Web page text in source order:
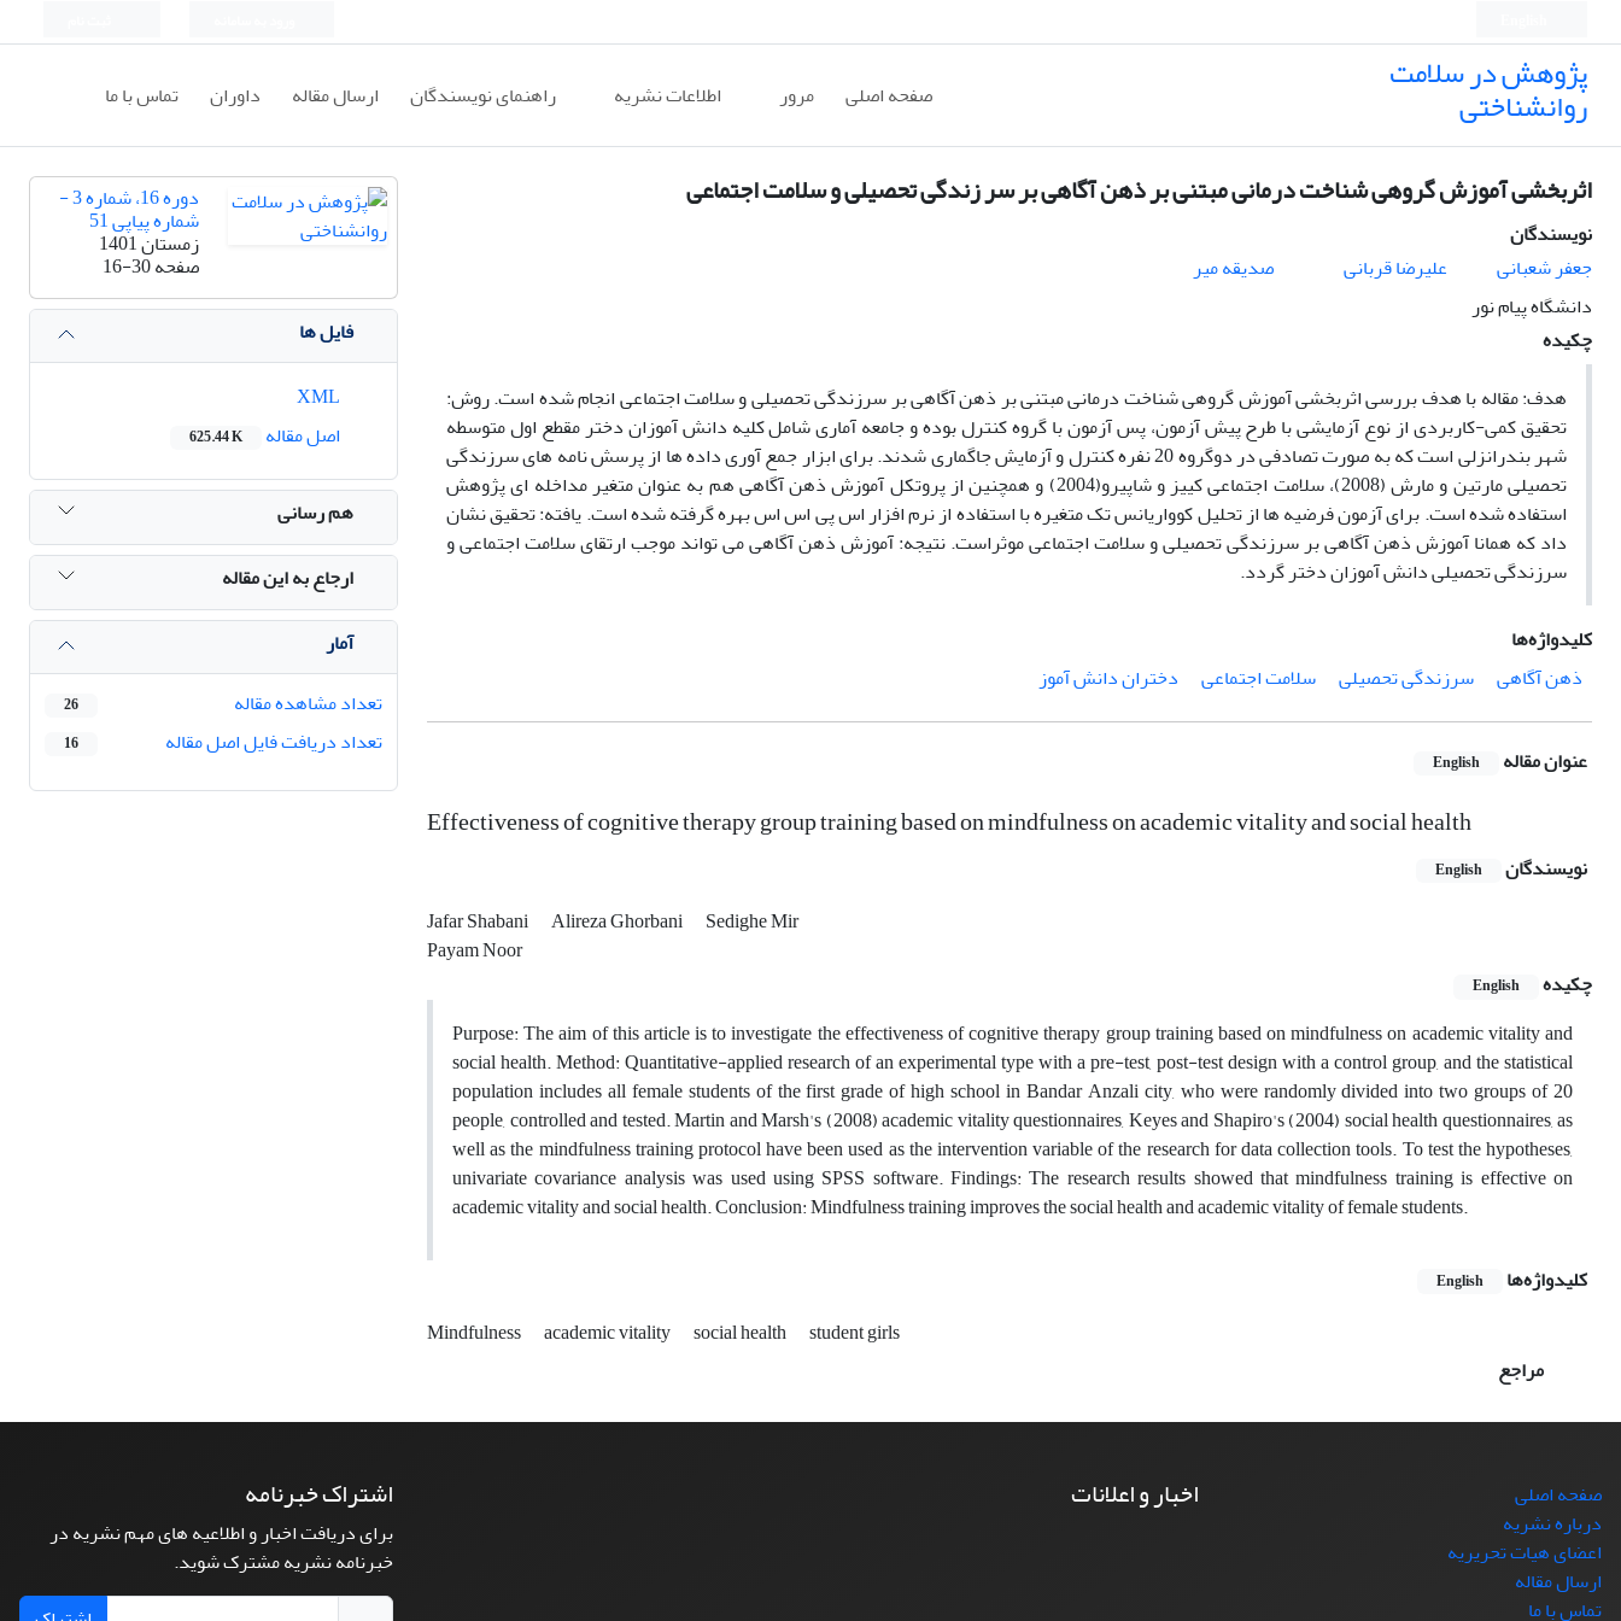
پژوهش در سلامت
روانشناختی صفحه اصلی مرور اطلاعات نشریه راهنمای نویسندگان ارسال مقاله داوران تماس با ما
اثربخشی آموزش گروهی شناخت درمانی مبتنی بر ذهن آگاهی بر سر زندگی تحصیلی و سلامت اجتماعی
نویسندگان
جعفر شعبانی
علیرضا قربانی
صدیقه میر
دانشگاه پیام نور
چکیده
هدف: مقاله با هدف بررسی اثربخشی آموزش گروهی شناخت درمانی مبتنی بر ذهن آگاهی بر سرزندگی تحصیلی و سلامت اجتماعی انجام شده است. روش:
تحقیق کمی-کاربردی از نوع آزمایشی با طرح پیش آزمون، پس آزمون با گروه کنترل بوده و جامعه آماری شامل کلیه دانش آموزان دختر مقطع اول متوسطه
شهر بندرانزلی است که به صورت تصادفی در دوگروه 20 نفره کنترل و آزمایش جاگماری شدند. برای ابزار جمع آوری داده ها از پرسش نامه های سرزندگی
تحصیلی مارتین و مارش (2008)، سلامت اجتماعی کییز و شاپیرو(2004) و همچنین از پروتکل آموزش ذهن آگاهی هم به عنوان متغیر مداخله ای پژوهش
استفاده شده است. برای آزمون فرضیه ها از تحلیل کوواریانس تک متغیره با استفاده از نرم افزار اس پی اس اس بهره گرفته شده است. یافته: تحقیق نشان
داد که همانا آموزش ذهن آگاهی بر سرزندگی تحصیلی و سلامت اجتماعی موثراست. نتیجه: آموزش ذهن آگاهی می تواند موجب ارتقای سلامت اجتماعی و
سرزندگی تحصیلی دانش آموزان دختر گردد.
کلیدواژه‌ها
ذهن آگاهی
سرزندگی تحصیلی سلامت اجتماعی دختران دانش آموز
عنوان مقاله English
Effectiveness of cognitive therapy group training based on mindfulness on academic vitality and social health
نویسندگان English
Jafar Shabani Alireza Ghorbani
Sedighe Mir
Payam Noor
چکیده
English
Purpose: The aim of this article is to investigate the effectiveness of cognitive therapy group training based on mindfulness on academic vitality and
social health. Method: Quantitative-applied research of an experimental type with a pre-test, post-test design with a control group, and the statistical
population includes all female students of the first grade of high school in Bandar Anzali city, who were randomly divided into two groups of 20
people, controlled and tested. Martin and Marsh's (2008) academic vitality questionnaires, Keyes and Shapiro's (2004) social health questionnaires, as
well as the mindfulness training protocol have been used as the intervention variable of the research for data collection tools.To test the hypotheses,
univariate covariance analysis was used using SPSS software. Findings: The research results showed that mindfulness training is effective on
academic vitality and social health. Conclusion: Mindfulness training improves the social health and academic vitality of female students.
کلیدواژه‌ها
English
Mindfulness academic vitality social health
student girls
مراجع
دوره 16، شماره 3 -
شماره پیاپی 51
زمستان 1401
صفحه16-30
فایل ها
اصل مقاله
625.44 K
هم رسانی
ارجاع به این مقاله
آمار
تعداد مشاهده مقاله
26
تعداد دریافت فایل اصل مقاله 16
صفحه اصلی
درباره نشریه
اعضای هیات تحریریه
ارسال مقاله
تماس با ما
اخبار و اعلانات اشتراک خبرنامه
برای دریافت اخبار و اطلاعیه های مهم نشریه در
خبرنامه نشریه مشترک شوید.